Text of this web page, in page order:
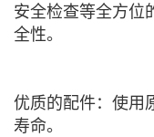
安全检查等全方位
全性。
优质的配件：使用
寿命。